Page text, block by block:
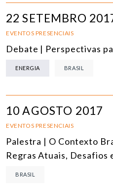
22 SETEMBRO
EVENTOS PRESENCIAIS
Debate | Perspectivas
ENERGIA BRASIL
10 AGOSTO 2017
EVENTOS PRESENCIAIS
Palestra | O Contexto
Regras Atuais, Desafios
BRASIL